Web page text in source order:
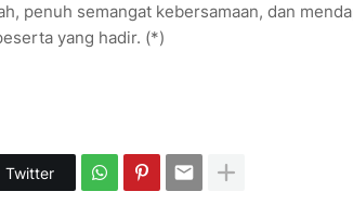
penuh semangat kebersamaan, dan
yang hadir. (*)
Twitter